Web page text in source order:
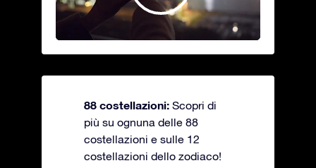
88 costellazioni: Scopri di
più su ognuna delle 88
costellazioni e sulle 12
costellazioni dello zodiaco!